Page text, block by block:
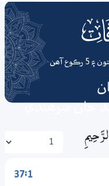
جان سرھندي
37:1